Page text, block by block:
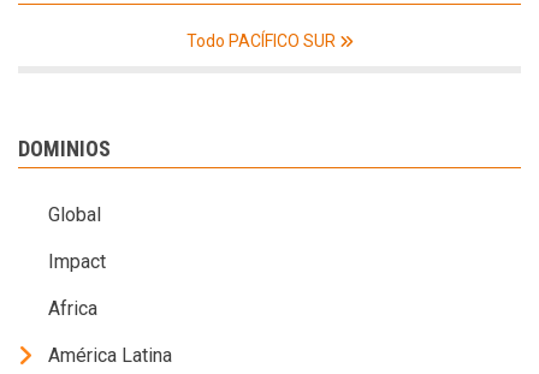
Todo PACÍFICO SUR
DOMINIOS
Global
Impact
Africa
América Latina